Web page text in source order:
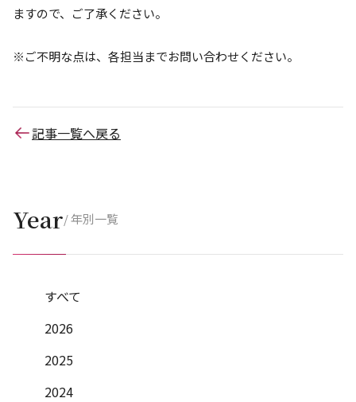
ますので、ご了承ください。
※ご不明な点は、各担当までお問い合わせください。
記事一覧へ戻る
Year/ 年別一覧
すべて
2026
2025
2024